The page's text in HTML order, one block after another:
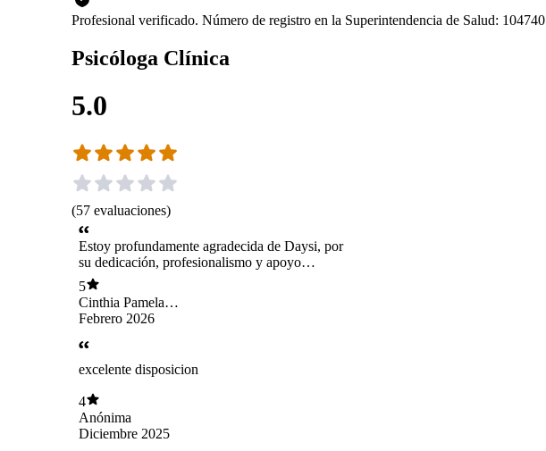
Profesional verificado. Número de registro en la Superintendencia de Salud: 104740
Psicóloga Clínica
5.0
(57 evaluaciones)
Estoy profundamente agradecida de Daysi, por
su dedicación, profesionalismo y apoyo
constante en este hermoso camino de
superación, aprendizaje y sanación, que sin
duda ha transformado mi manera de enfrentar la
vida. Su calidez y guía han sido fundamentales
en mi proceso. Una gran profesional y, por,
cercana y profundamente humana, que
acompaña cada proceso con respeto, empatía y
dedicación. Gracias, gracias, gracias¡¡
5
Cinthia Pamela
Pérez Villarroel
Febrero 2026
excelente disposicion
4
Anónima
Diciembre 2025